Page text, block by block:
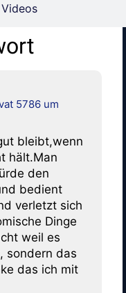
5786 um
bleibt,wenn
hält.Man
den
bedient
verletzt sich
Dinge
weil es
sondern das
das ich mit